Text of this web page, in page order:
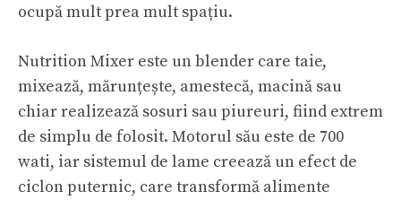
ocupă mult prea mult spațiu.
Nutrition Mixer este un blender care taie,
mixează, mărunțește, amestecă, macină sau
chiar realizează sosuri sau piureuri, fiind extrem
de simplu de folosit. Motorul său este de 700
wati, iar sistemul de lame creează un efect de
ciclon puternic, care transformă alimente